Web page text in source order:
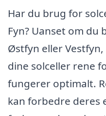
Har du brug for
Fyn? Uanset om du
Østfyn eller
dine solceller rene
fungerer optimalt.
kan forbedre deres